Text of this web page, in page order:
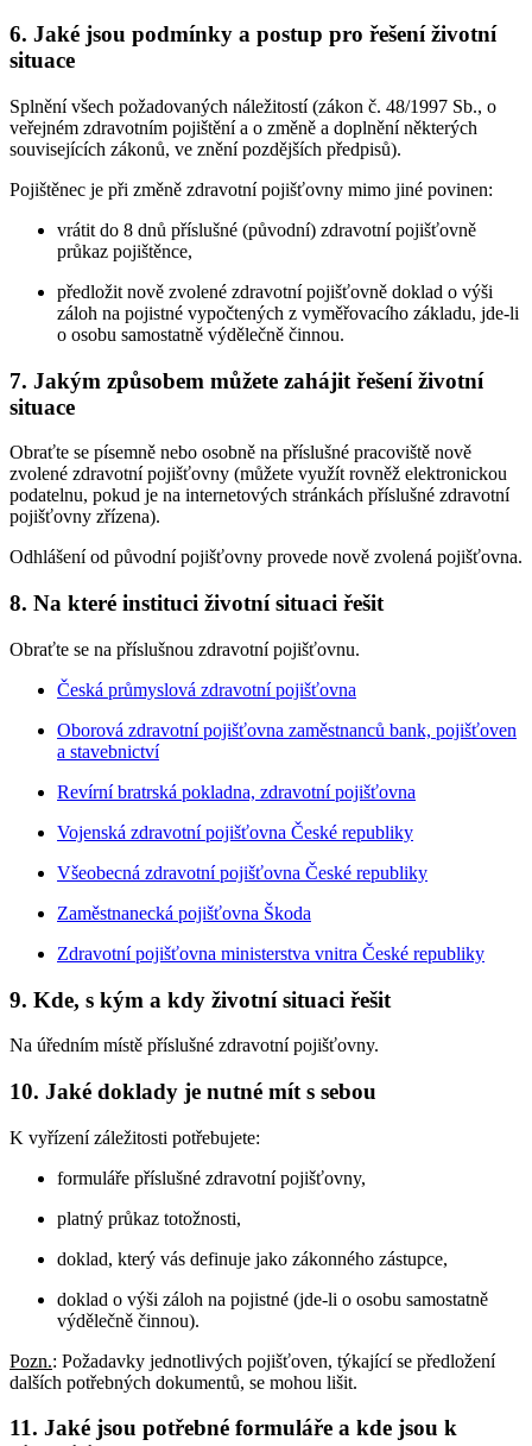
6. Jaké jsou podmínky a postup pro řešení životní
situace
Splnění všech požadovaných náležitostí (zákon č. 48/1997 Sb., o
veřejném zdravotním pojištění a o změně a doplnění některých
souvisejících zákonů, ve znění pozdějších předpisů).
Pojištěnec je při změně zdravotní pojišťovny mimo jiné povinen:
vrátit do 8 dnů příslušné (původní) zdravotní pojišťovně
průkaz pojištěnce,
předložit nově zvolené zdravotní pojišťovně doklad o výši
záloh na pojistné vypočtených z vyměřovacího základu, jde-li
o osobu samostatně výdělečně činnou.
7. Jakým způsobem můžete zahájit řešení životní
situace
Obraťte se písemně nebo osobně na příslušné pracoviště nově
zvolené zdravotní pojišťovny (můžete využít rovněž elektronickou
podatelnu, pokud je na internetových stránkách příslušné zdravotní
pojišťovny zřízena).
Odhlášení od původní pojišťovny provede nově zvolená pojišťovna.
8. Na které instituci životní situaci řešit
Obraťte se na příslušnou zdravotní pojišťovnu.
Česká průmyslová zdravotní pojišťovna
Oborová zdravotní pojišťovna zaměstnanců bank, pojišťoven
a stavebnictví
Revírní bratrská pokladna, zdravotní pojišťovna
Vojenská zdravotní pojišťovna České republiky
Všeobecná zdravotní pojišťovna České republiky
Zaměstnanecká pojišťovna Škoda
Zdravotní pojišťovna ministerstva vnitra České republiky
9. Kde, s kým a kdy životní situaci řešit
Na úředním místě příslušné zdravotní pojišťovny.
10. Jaké doklady je nutné mít s sebou
K vyřízení záležitosti potřebujete:
formuláře příslušné zdravotní pojišťovny,
platný průkaz totožnosti,
doklad, který vás definuje jako zákonného zástupce,
doklad o výši záloh na pojistné (jde-li o osobu samostatně
výdělečně činnou).
Pozn.: Požadavky jednotlivých pojišťoven, týkající se předložení
dalších potřebných dokumentů, se mohou lišit.
11. Jaké jsou potřebné formuláře a kde jsou k